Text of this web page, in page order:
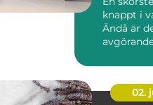
knappt i
Ändå är
värmek...
02.